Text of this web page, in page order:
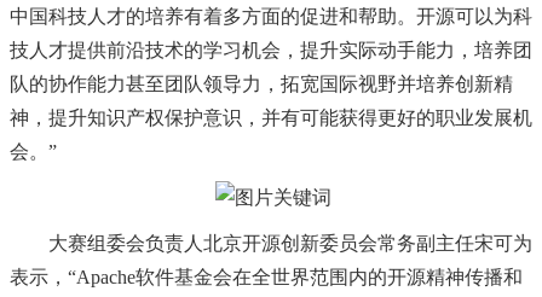
中国科技人才的培养有着多方面的促进和帮助。开源可以为科
技人才提供前沿技术的学习机会，提升实际动手能力，培养团
队的协作能力甚至团队领导力，拓宽国际视野并培养创新精
神，提升知识产权保护意识，并有可能获得更好的职业发展机
会。”
大赛组委会负责人北京开源创新委员会常务副主任宋可为
表示， “Apache软件基金会在全世界范围内的开源精神传播和